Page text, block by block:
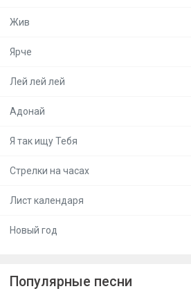
Жив
Ярче
Лей лей лей
Адонай
Я так ищу Тебя
Стрелки на часах
Лист календаря
Новый год
Популярные песни